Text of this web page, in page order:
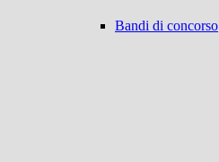
Bandi di concorso